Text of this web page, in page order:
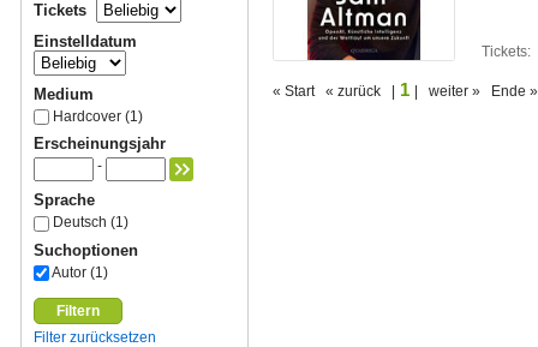
Tickets
Einstelldatum
Medium
Hardcover (1)
Erscheinungsjahr
-
Sprache
Deutsch (1)
Suchoptionen
Autor (1)
Filtern
Filter zurücksetzen
Tickets:
« Start « zurück | 1 | weiter » Ende »